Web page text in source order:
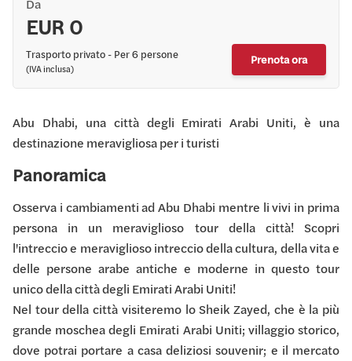
Da
EUR 0
Trasporto privato - Per 6 persone
(IVA inclusa)
Prenota ora
Abu Dhabi, una città degli Emirati Arabi Uniti, è una
destinazione meravigliosa per i turisti
Panoramica
Osserva i cambiamenti ad Abu Dhabi mentre li vivi in ​​prima
persona in un meraviglioso tour della città! Scopri
l'intreccio e meraviglioso intreccio della cultura, della vita e
delle persone arabe antiche e moderne in questo tour
unico della città degli Emirati Arabi Uniti!
Nel tour della città visiteremo lo Sheik Zayed, che è la più
grande moschea degli Emirati Arabi Uniti; villaggio storico,
dove potrai portare a casa deliziosi souvenir; e il mercato